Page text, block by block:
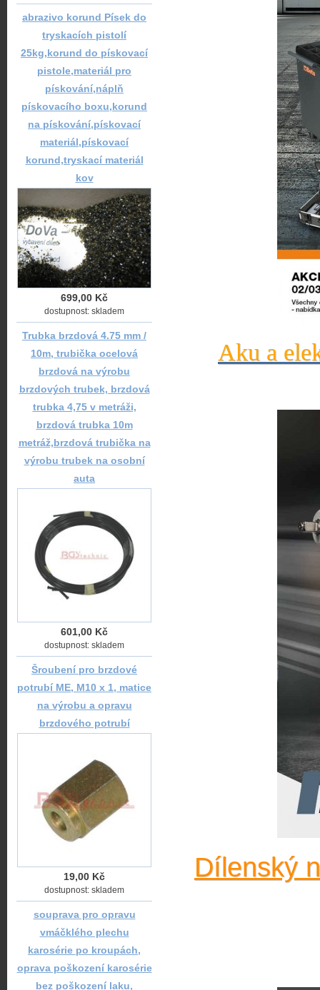
Aku a
Dílenský
abrazivo korund Písek do
tryskacích pistolí
25kg,korund do pískovací
pistole,materiál pro
pískování,náplň
pískovacího boxu,korund
na pískování,pískovací
materiál,pískovací
korund,tryskací materiál
kov
699,00 Kč
dostupnost: skladem
Trubka brzdová 4.75 mm /
10m, trubička ocelová
brzdová na výrobu
brzdových trubek, brzdová
trubka 4,75 v metráži,
brzdová trubka 10m
metráž,brzdová trubička na
výrobu trubek na osobní
auta
601,00 Kč
dostupnost: skladem
Šroubení pro brzdové
potrubí ME, M10 x 1, matice
na výrobu a opravu
brzdového potrubí
19,00 Kč
dostupnost: skladem
souprava pro opravu
vmáčklého plechu
karosérie po kroupách,
oprava poškození karosérie
bez poškození laku,